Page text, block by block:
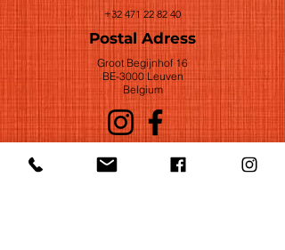
+32 471 22 82 40
Postal Adress
Groot Begijnhof 16
BE-3000 Leuven
Belgium
©2022 by Huelgas Ensemble